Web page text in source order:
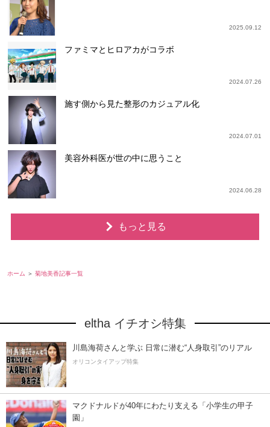
2025.09.12
ファミマとヒロアカがコラボ
2024.07.26
施す側から見た整形のカジュアル化
2024.07.01
美容外科医が世の中に思うこと
2024.06.28
もっと見る
ホーム 菊地美香記事一覧
eltha イチオシ特集
川島海荷さんと学ぶ 日常に潜む“人身取引”のリアル
オリコンタイアップ特集
マクドナルドが40年にわたり支える「小学生の甲子
園」